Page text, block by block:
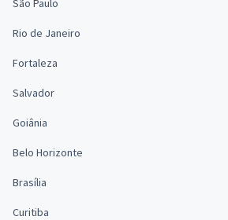
São Paulo
Rio de Janeiro
Fortaleza
Salvador
Goiânia
Belo Horizonte
Brasília
Curitiba